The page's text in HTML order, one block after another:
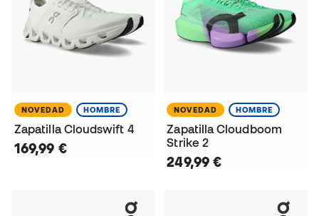
NOVEDAD HOMBRE
Zapatilla Cloudswift 4
169,99 €
NOVEDAD HOMBRE
Zapatilla Cloudboom
Strike 2
249,99 €